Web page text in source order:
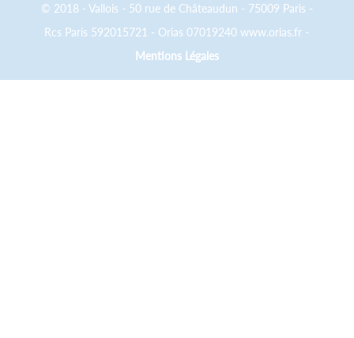
© 2018 - Vallois - 50 rue de Châteaudun - 75009 Paris -
Rcs Paris 592015721 - Orias 07019240 www.orias.fr -
Mentions Légales